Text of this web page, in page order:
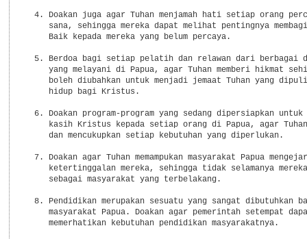
4. Doakan juga agar Tuhan menjamah hati setiap orang
sana, sehingga mereka dapat melihat pentingnya
     Baik kepada mereka yang belum percaya.
5. Berdoa bagi setiap pelatih dan relawan dari berbagai
yang melayani di Papua, agar Tuhan memberi hikmat
boleh diubahkan untuk menjadi jemaat Tuhan yang
     hidup bagi Kristus.
6. Doakan program-program yang sedang dipersiapkan untuk
kasih Kristus kepada setiap orang di Papua, agar
     dan mencukupkan setiap kebutuhan yang diperlukan.
  7. Doakan agar Tuhan memampukan masyarakat Papua mengejar
ketertinggalan mereka, sehingga tidak selamanya
     sebagai masyarakat yang terbelakang.
8. Pendidikan merupakan sesuatu yang sangat dibutuhkan
masyarakat Papua. Doakan agar pemerintah setempat
     memerhatikan kebutuhan pendidikan masyarakatnya.